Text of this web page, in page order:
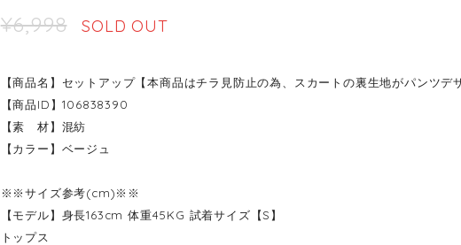
¥6,998 SOLD OUT
【商品名】セットアップ【本商品はチラ見防止の為、スカートの裏生地がパンツデ
【商品ID】106838390
【素 材】混紡
【カラー】ベージュ
※※サイズ参考(cm)※※
【モデル】身長163cm 体重45KG 試着サイズ【S】
トップス